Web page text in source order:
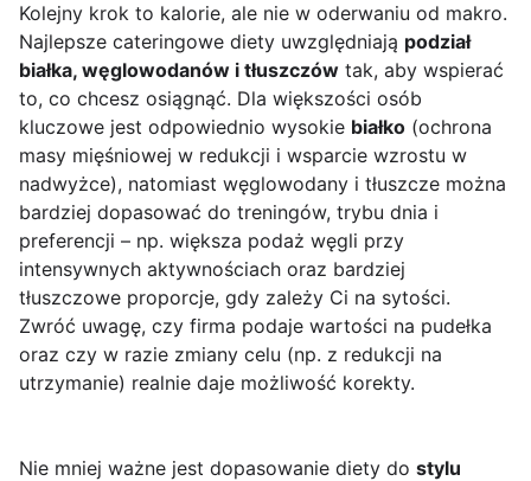
Kolejny krok to kalorie, ale nie w oderwaniu od makro.
Najlepsze cateringowe diety uwzględniają podział
białka, węglowodanów i tłuszczów tak, aby wspierać
to, co chcesz osiągnąć. Dla większości osób
kluczowe jest odpowiednio wysokie białko (ochrona
masy mięśniowej w redukcji i wsparcie wzrostu w
nadwyżce), natomiast węglowodany i tłuszcze można
bardziej dopasować do treningów, trybu dnia i
preferencji – np. większa podaż węgli przy
intensywnych aktywnościach oraz bardziej
tłuszczowe proporcje, gdy zależy Ci na sytości.
Zwróć uwagę, czy firma podaje wartości na pudełka
oraz czy w razie zmiany celu (np. z redukcji na
utrzymanie) realnie daje możliwość korekty.
Nie mniej ważne jest dopasowanie diety do stylu